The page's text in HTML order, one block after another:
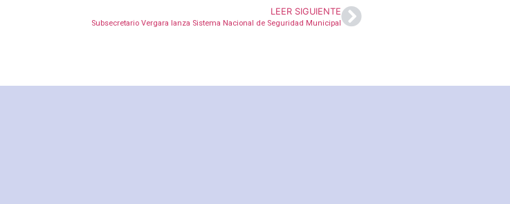
LEER SIGUIENTE
Subsecretario Vergara lanza Sistema Nacional de Seguridad Municipal